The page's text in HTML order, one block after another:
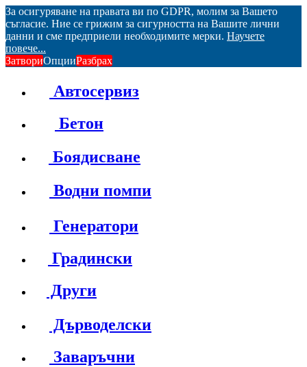
За осигуряване на правата ви по GDPR, молим за Вашето
съгласие. Ние се грижим за сигурността на Вашите лични
данни и сме предприели необходимите мерки. Научете
повече...
ЗатвориОпцииРазбрах
Автосервиз
Бетон
Боядисване
Водни помпи
Генератори
Градински
Други
Дърводелски
Заваръчни